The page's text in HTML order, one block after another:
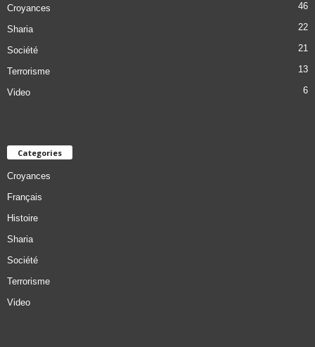
Croyances 46
Sharia 22
Société 21
Terrorisme 13
Video 6
Categories
Croyances
Français
Histoire
Sharia
Société
Terrorisme
Video